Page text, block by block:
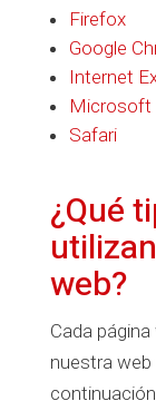
Firefox
Google
Internet
Microsoft
Safari
¿Qué
web?
Cada
nuestra